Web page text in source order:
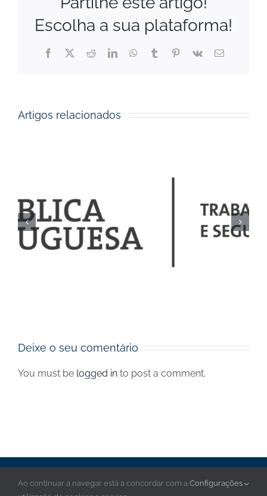
Escolha a sua plataforma!
Facebook
X RedditLinkedInWhatsApp
TumblrPinterest
Vk
Email
Artigos relacionados
Execução orçamental da
Segurança Social de
Deixe o seu comentário
You must be logged in to post a comment.
Política de Privacidade Livro de Reclamações
Ao continuar a navegar está a concordar com a Configurações